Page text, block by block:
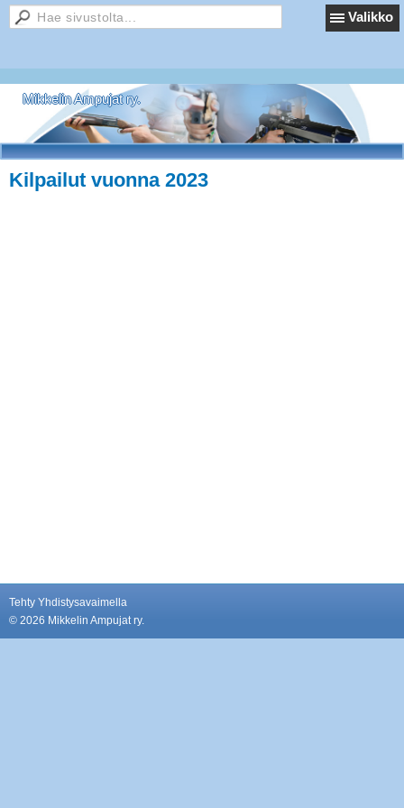
Valikko
Mikkelin Ampujat ry.
Kilpailut vuonna 2023
Tehty Yhdistysavaimella
© 2026 Mikkelin Ampujat ry.